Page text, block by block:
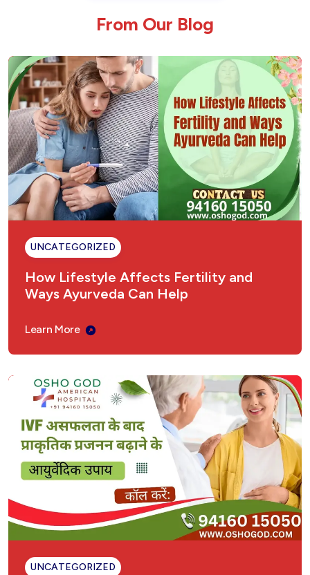
From Our Blog
UNCATEGORIZED
How Lifestyle Affects Fertility and
Ways Ayurveda Can Help
Learn More
UNCATEGORIZED